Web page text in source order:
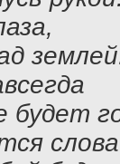
будет